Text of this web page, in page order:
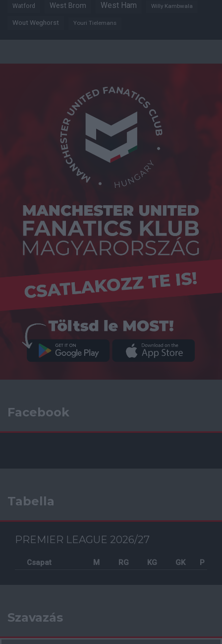
Watford West Brom West Ham Willy Kambwala
Wout Weghorst Youri Tielemans
Facebook
Tabella
PREMIER LEAGUE 2026/27
Csapat M RG KG GK P
Szavazás